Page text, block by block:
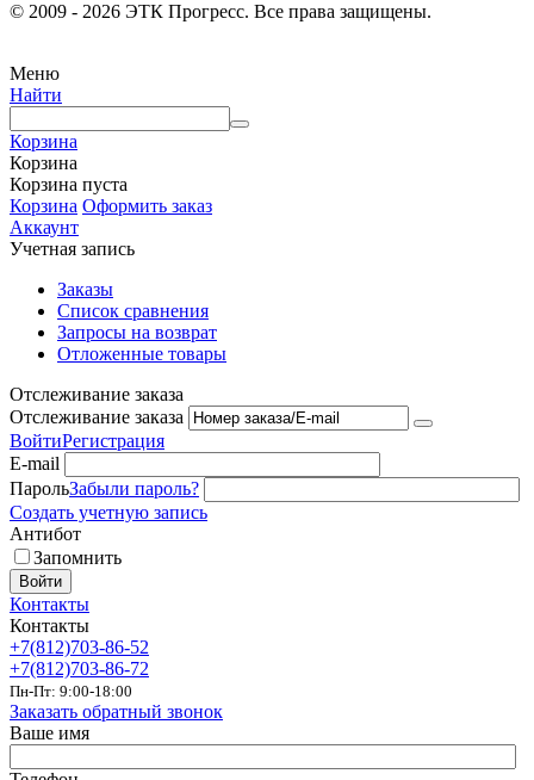
© 2009 - 2026 ЭТК Прогресс. Все права защищены.
Меню
Найти
Корзина
Корзина
Корзина пуста
Корзина Оформить заказ
Аккаунт
Учетная запись
Заказы
Список сравнения
Запросы на возврат
Отложенные товары
Отслеживание заказа
Отслеживание заказа
ВойтиРегистрация
E-mail
ПарольЗабыли пароль?
Создать учетную запись
Антибот
Запомнить
Войти
Контакты
Контакты
+7(812)703-86-52
+7(812)703-86-72
Пн-Пт: 9:00-18:00
Заказать обратный звонок
Ваше имя